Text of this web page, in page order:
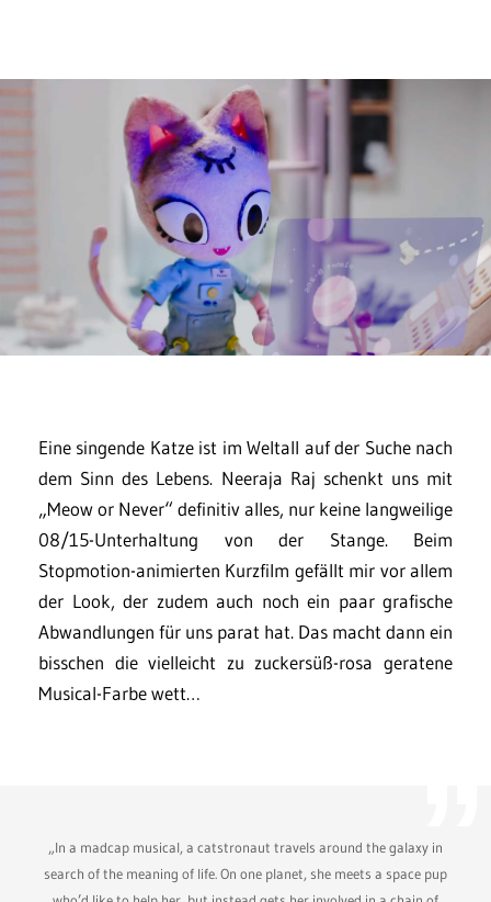
Eine singende Katze ist im Weltall auf der Suche nach
dem Sinn des Lebens. Neeraja Raj schenkt uns mit
„Meow or Never“ definitiv alles, nur keine langweilige
08/15-Unterhaltung von der Stange. Beim
Stopmotion-animierten Kurzfilm gefällt mir vor allem
der Look, der zudem auch noch ein paar grafische
Abwandlungen für uns parat hat. Das macht dann ein
bisschen die vielleicht zu zuckersüß-rosa geratene
Musical-Farbe wett…
„In a madcap musical, a catstronaut travels around the galaxy in
search of the meaning of life. On one planet, she meets a space pup